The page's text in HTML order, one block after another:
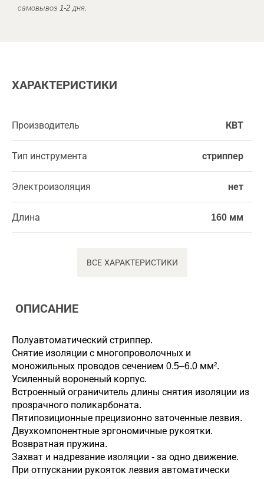
самовывоз 1-2 дня.
ХАРАКТЕРИСТИКИ
Производитель КВТ
Тип инструмента стриппер
Электроизоляция нет
Длина 160 мм
ВСЕ ХАРАКТЕРИСТИКИ
ОПИСАНИЕ
Полуавтоматический стриппер.
Снятие изоляции с многопроволочных и
моножильных проводов сечением 0.5–6.0 мм².
Усиленный вороненый корпус.
Встроенный ограничитель длины снятия изоляции из
прозрачного поликарбоната.
Пятипозиционные прецизионно заточенные лезвия.
Двухкомпонентные эргономичные рукоятки.
Возвратная пружина.
Захват и надрезание изоляции - за одно движение.
При отпускании рукояток лезвия автоматически